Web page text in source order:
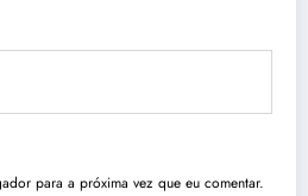
para a próxima vez que eu comentar.